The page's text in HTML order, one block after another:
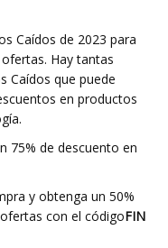
Caídos de 2023 para
Hay tantas
Caídos que puede
en productos
75% de descuento en
y obtenga un 50%
con el códigoFIN